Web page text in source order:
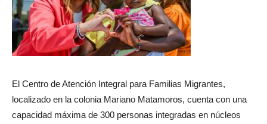
El Centro de Atención Integral para Familias Migrantes,
localizado en la colonia Mariano Matamoros, cuenta con una
capacidad máxima de 300 personas integradas en núcleos